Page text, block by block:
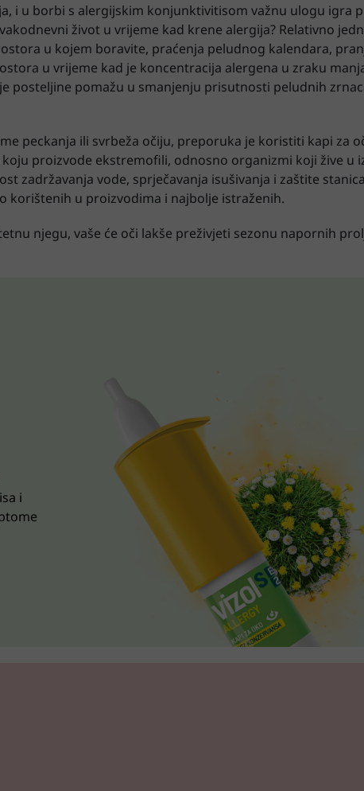
i u borbi s alergijskim konjunktivitisom važnu ulogu igra
život u vrijeme kad krene alergija? Relativno
u kojem boravite, praćenja peludnog kalendara,
u vrijeme kad je koncentracija alergena u zraku
posteljine pomažu u smanjenju prisutnosti peludnih
peckanja ili svrbeža očiju, preporuka je koristiti kapi za
proizvode ekstremofili, odnosno organizmi koji žive u
zadržavanja vode, sprječavanja isušivanja i zaštite
korištenih u proizvodima i najbolje istraženih.
njegu, vaše će oči lakše preživjeti sezonu napornih
i